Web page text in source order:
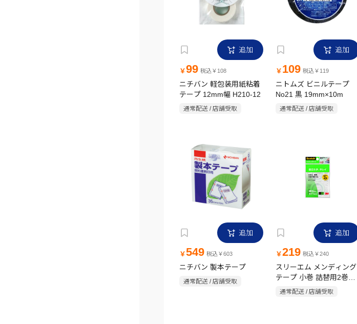
追加
￥99 税込￥108
ニチバン 軽包装用紙粘着
テープ 12mm幅 H210-12
通常配送 / 店舗受取
追加
￥ 109 税込￥119
ニトムズ ビニルテープ
No21 黒 19mm×10m
通常配送 / 店舗受取
追加
￥549 税込￥603
ニチバン 製本テープ
通常配送 / 店舗受取
追加
￥219 税込￥240
スリーエム メンディング
テープ 小巻 詰替用2巻入
り 7.6M 透明
通常配送 / 店舗受取